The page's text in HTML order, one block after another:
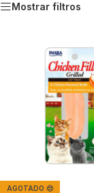
Mostrar filtros
AGOTADO 😔